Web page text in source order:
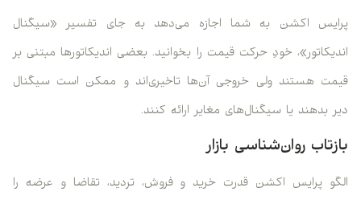
پرایس اکشن به شما اجازه می‌دهد به جای تفسیر «سیگنال
اندیکاتور»، خودِ حرکت قیمت را بخوانید. بعضی اندیکاتورها مبتنی بر
قیمت هستند ولی خروجی آن‌ها تاخیری‌اند و ممکن است سیگنال
دیر بدهند یا سیگنال‌های مغایر ارائه کنند.
بازتاب روان‌شناسی بازار
الگو پرایس اکشن قدرت خرید و فروش، تردید، تقاضا و عرضه را